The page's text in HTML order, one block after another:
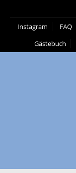
Instagram FAQ
Gästebuch